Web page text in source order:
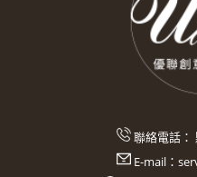
聯絡電話：
E-mail：